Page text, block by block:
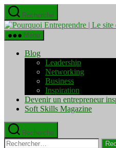
Aller
au
contenu
Recherche
Menu
Blog
Leadership
Networking
Business
Inspiration
Devenir un entrepreneur
Soft Skills Magazine
Recherche
Rechercher :